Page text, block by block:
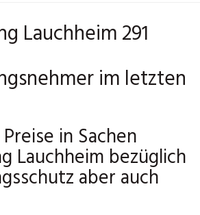
Lauchheim 291
im letzten
in Sachen
Lauchheim bezüglich
aber auch